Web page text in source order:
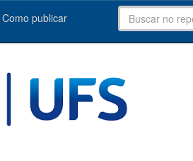
Como publicar